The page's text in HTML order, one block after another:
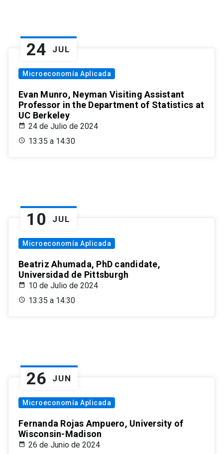
24 JUL
Microeconomía Aplicada
Evan Munro, Neyman Visiting Assistant
Professor in the Department of Statistics at
UC Berkeley
24 de Julio de 2024
13:35 a 14:30
10 JUL
Microeconomía Aplicada
Beatriz Ahumada, PhD candidate,
Universidad de Pittsburgh
10 de Julio de 2024
13:35 a 14:30
26 JUN
Microeconomía Aplicada
Fernanda Rojas Ampuero, University of
Wisconsin-Madison
26 de Junio de 2024